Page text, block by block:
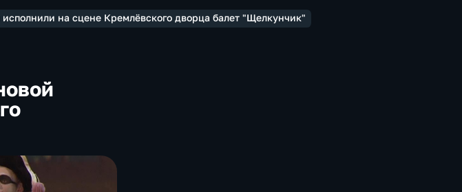
на сцене Кремлёвского дворца балет "Щелкунчик"